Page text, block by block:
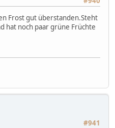
Frost gut überstanden.Steht
hat noch paar grüne Früchte
#941